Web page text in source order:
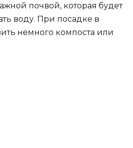
почвой, которая будет
воду. При посадке в
немного компоста или